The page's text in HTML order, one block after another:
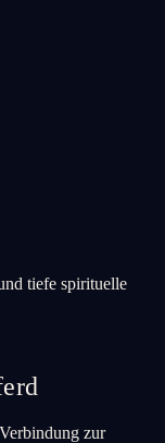
tiefe spirituelle
zur